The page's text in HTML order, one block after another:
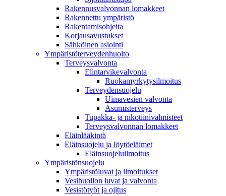
Rakennusvalvonnan lomakkeet
Rakennettu ympäristö
Rakentamisohjeita
Korjausavustukset
Sähköinen asiointi
Ympäristöterveydenhuolto
Terveysvalvonta
Elintarvikevalvonta
Ruokamyrkytysilmoitus
Terveydensuojelu
Uimavesien valvonta
Asumisterveys
Tupakka- ja nikotiinivalmisteet
Terveysvalvonnan lomakkeet
Eläinlääkintä
Eläinsuojelu ja löytöeläimet
Eläinsuojeluilmoitus
Ympäristönsuojelu
Ympäristöluvat ja ilmoitukset
Vesihuollon luvat ja valvonta
Vesistötyöt ja ojitus